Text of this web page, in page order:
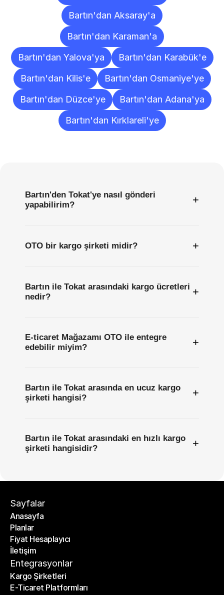
Bartın'dan Aksaray'a
Bartın'dan Karaman'a
Bartın'dan Yalova'ya
Bartın'dan Karabük'e
Bartın'dan Kilis'e
Bartın'dan Osmaniye'ye
Bartın'dan Düzce'ye
Bartın'dan Adana'ya
Bartın'dan Kırklareli'ye
Bartın'den Tokat'ye nasıl gönderi
yapabilirim?
+
OTO bir kargo şirketi midir? +
Bartın ile Tokat arasındaki kargo ücretleri
nedir?
+
E-ticaret Mağazamı OTO ile entegre
edebilir miyim?
+
Bartın ile Tokat arasında en ucuz kargo
şirketi hangisi?
+
Bartın ile Tokat arasındaki en hızlı kargo
şirketi hangisidir?
+
Sayfalar
Anasayfa
Anasayfa
Planlar
Planlar
Fiyat Hesaplayıcı
Fiyat Hesaplayıcı
İletişim
İletişim
Entegrasyonlar
Kargo Şirketleri
Kargo Şirketleri
E-Ticaret Platformları